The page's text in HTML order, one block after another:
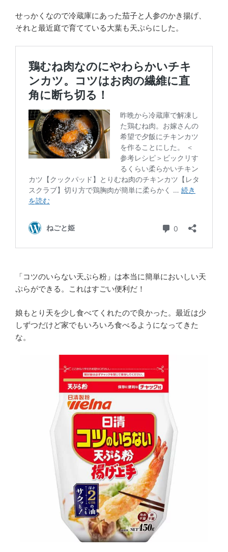
せっかくなので冷蔵庫にあった茄子と人参のかき揚げ、
それと最近庭で育てている大葉も天ぷらにした。
「コツのいらない天ぷら粉」は本当に簡単においしい天
ぷらができる。これはすごい便利だ！
娘もとり天を少し食べてくれたので良かった。最近は少
しずつだけど家でもいろいろ食べるようになってきた
な。